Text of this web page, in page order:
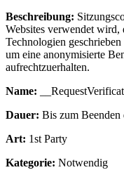
Beschreibung:
Websites verwendet
Technologien
um eine anonymisierte
aufrechtzuerhalten.
Name:
Dauer: Bis zum Beenden
Art: 1st Party
Kategorie: Notwendig